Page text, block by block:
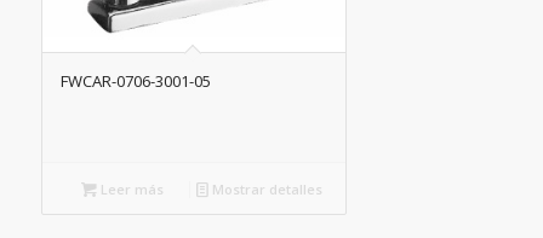
FWCAR-0706-3001-05
Leer más Mostrar detalles